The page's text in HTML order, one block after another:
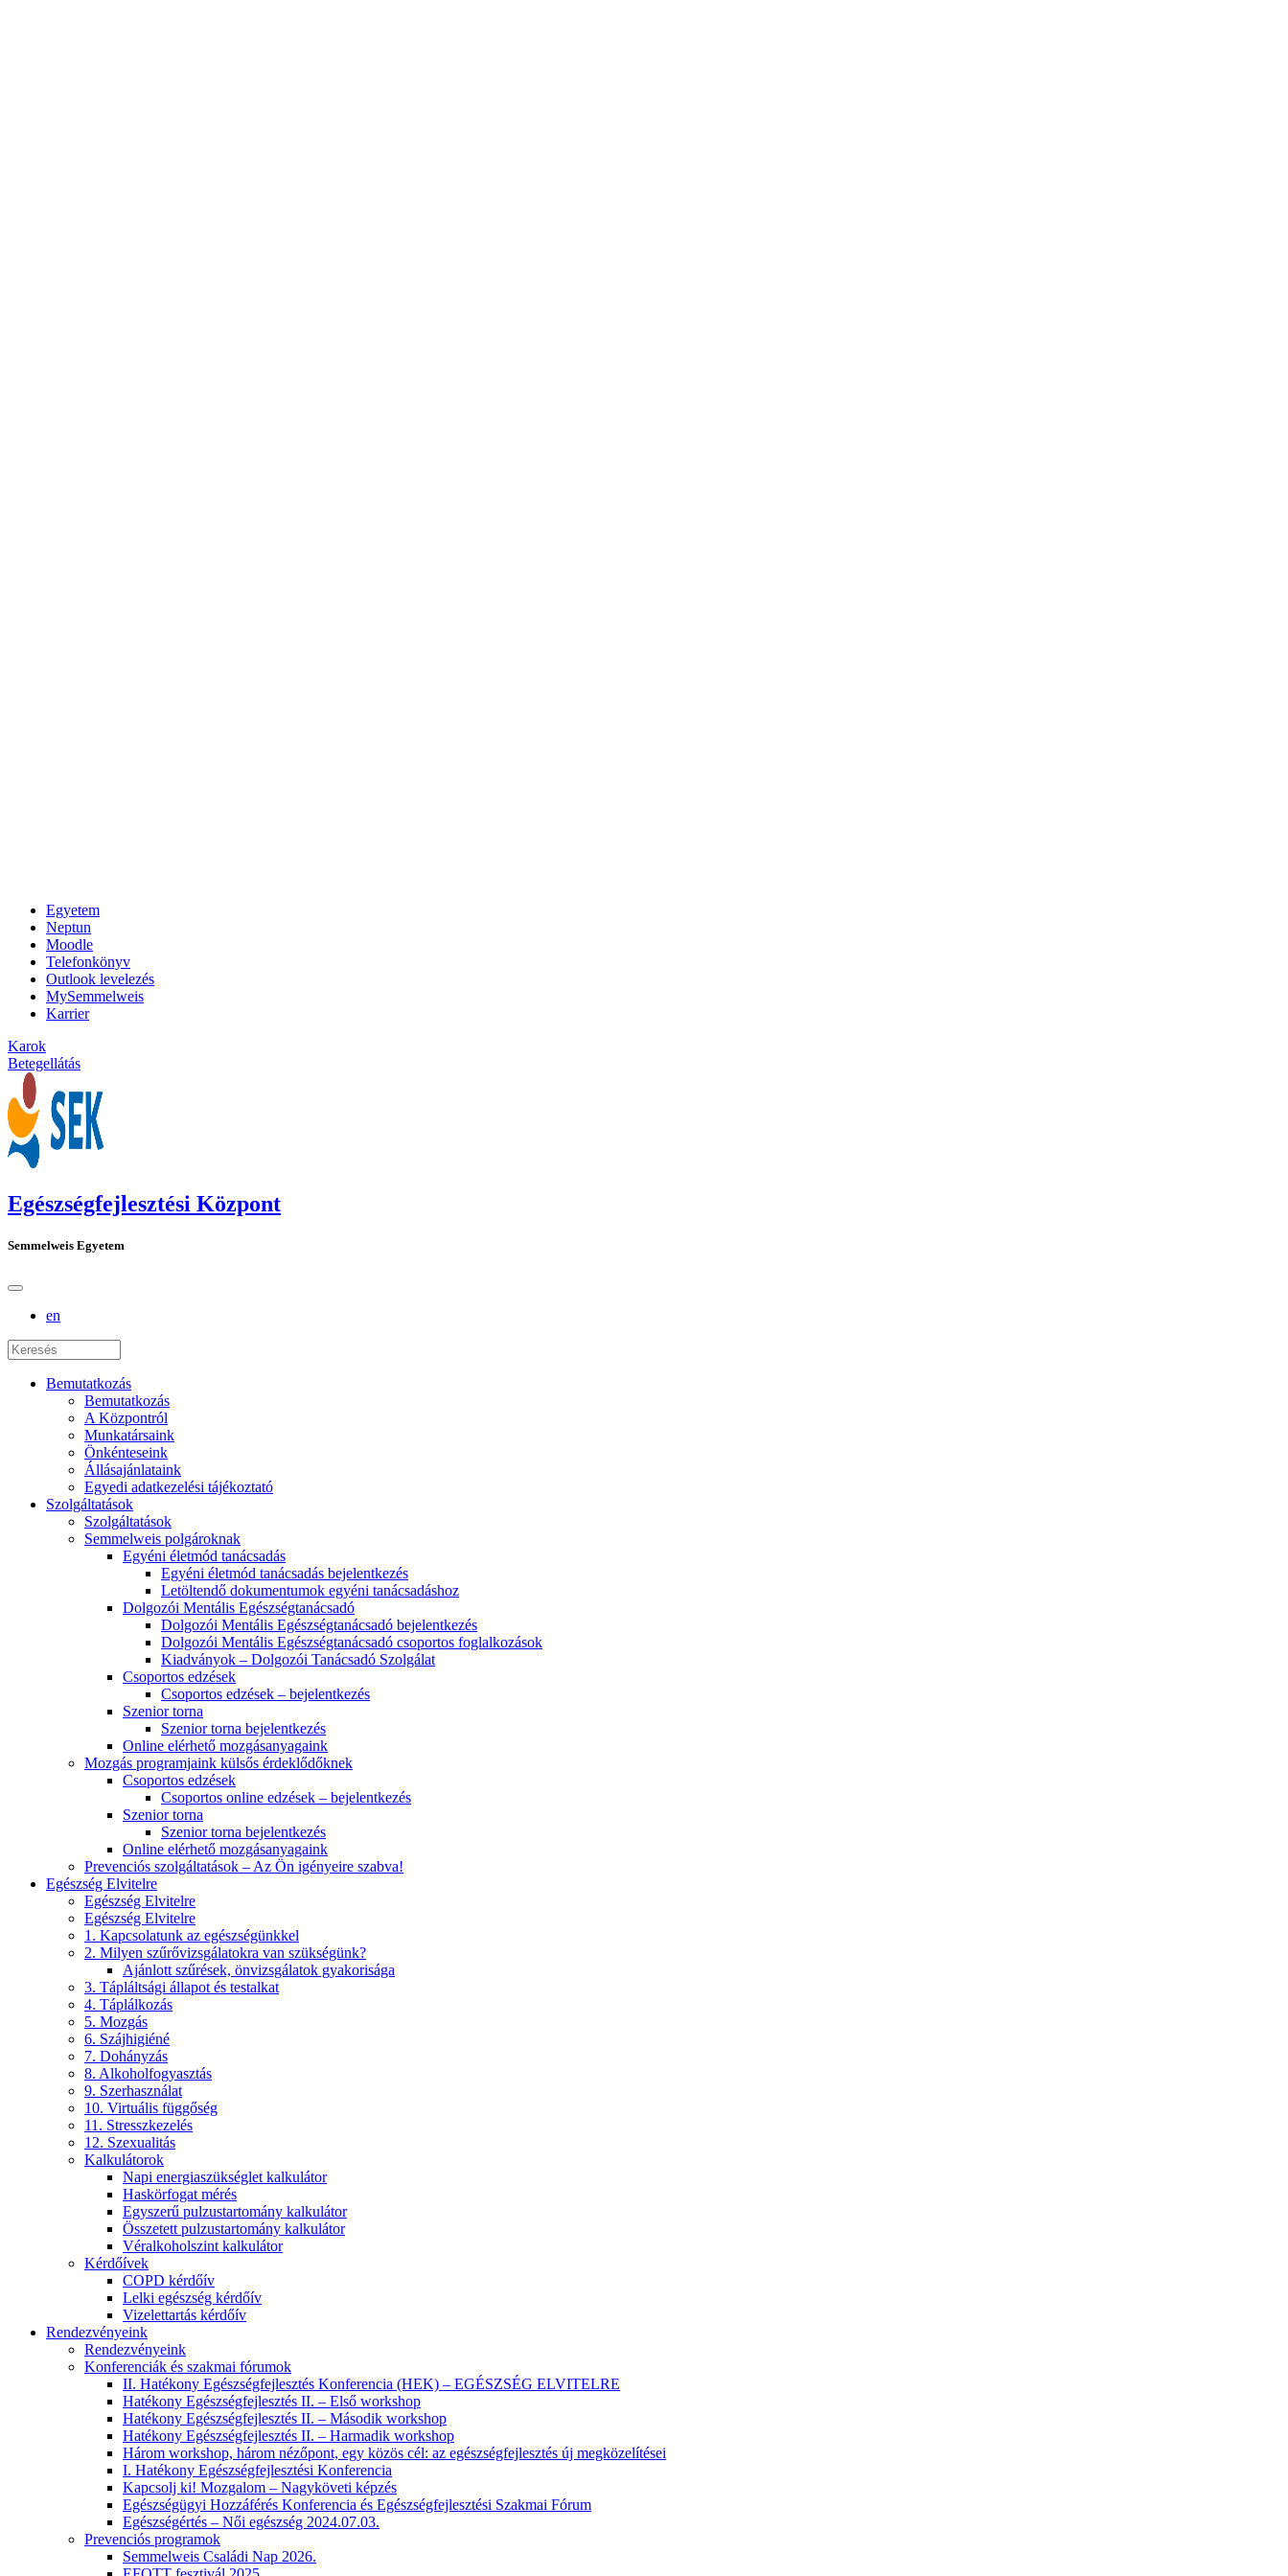
Egyetem
Neptun
Moodle
Telefonkönyv
Outlook levelezés
MySemmelweis
Karrier
Karok
Betegellátás
Egészségfejlesztési Központ
Semmelweis Egyetem
en
Bemutatkozás
Bemutatkozás
A Központról
Munkatársaink
Önkénteseink
Állásajánlataink
Egyedi adatkezelési tájékoztató
Szolgáltatások
Szolgáltatások
Semmelweis polgároknak
Egyéni életmód tanácsadás
Egyéni életmód tanácsadás bejelentkezés
Letöltendő dokumentumok egyéni tanácsadáshoz
Dolgozói Mentális Egészségtanácsadó
Dolgozói Mentális Egészségtanácsadó bejelentkezés
Dolgozói Mentális Egészségtanácsadó csoportos foglalkozások
Kiadványok – Dolgozói Tanácsadó Szolgálat
Csoportos edzések
Csoportos edzések – bejelentkezés
Szenior torna
Szenior torna bejelentkezés
Online elérhető mozgásanyagaink
Mozgás programjaink külsős érdeklődőknek
Csoportos edzések
Csoportos online edzések – bejelentkezés
Szenior torna
Szenior torna bejelentkezés
Online elérhető mozgásanyagaink
Prevenciós szolgáltatások – Az Ön igényeire szabva!
Egészség Elvitelre
Egészség Elvitelre
Egészség Elvitelre
1. Kapcsolatunk az egészségünkkel
2. Milyen szűrővizsgálatokra van szükségünk?
Ajánlott szűrések, önvizsgálatok gyakorisága
3. Tápláltsági állapot és testalkat
4. Táplálkozás
5. Mozgás
6. Szájhigiéné
7. Dohányzás
8. Alkoholfogyasztás
9. Szerhasználat
10. Virtuális függőség
11. Stresszkezelés
12. Szexualitás
Kalkulátorok
Napi energiaszükséglet kalkulátor
Haskörfogat mérés
Egyszerű pulzustartomány kalkulátor
Összetett pulzustartomány kalkulátor
Véralkoholszint kalkulátor
Kérdőívek
COPD kérdőív
Lelki egészség kérdőív
Vizelettartás kérdőív
Rendezvényeink
Rendezvényeink
Konferenciák és szakmai fórumok
II. Hatékony Egészségfejlesztés Konferencia (HEK) – EGÉSZSÉG ELVITELRE
Hatékony Egészségfejlesztés II. – Első workshop
Hatékony Egészségfejlesztés II. – Második workshop
Hatékony Egészségfejlesztés II. – Harmadik workshop
Három workshop, három nézőpont, egy közös cél: az egészségfejlesztés új megközelítései
I. Hatékony Egészségfejlesztési Konferencia
Kapcsolj ki! Mozgalom – Nagyköveti képzés
Egészségügyi Hozzáférés Konferencia és Egészségfejlesztési Szakmai Fórum
Egészségértés – Női egészség 2024.07.03.
Prevenciós programok
Semmelweis Családi Nap 2026.